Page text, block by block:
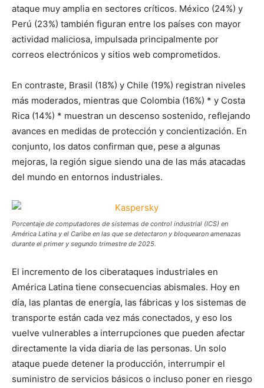
ataque muy amplia en sectores críticos. México (24%) y
Perú (23%) también figuran entre los países con mayor
actividad maliciosa, impulsada principalmente por
correos electrónicos y sitios web comprometidos.
En contraste, Brasil (18%) y Chile (19%) registran niveles
más moderados, mientras que Colombia (16%) * y Costa
Rica (14%) * muestran un descenso sostenido, reflejando
avances en medidas de protección y concientización. En
conjunto, los datos confirman que, pese a algunas
mejoras, la región sigue siendo una de las más atacadas
del mundo en entornos industriales.
Porcentaje de computadores de sistemas de control industrial (ICS) en
América Latina y el Caribe en las que se detectaron y bloquearon amenazas
durante el primer y segundo trimestre de 2025.
El incremento de los ciberataques industriales en
América Latina tiene consecuencias abismales. Hoy en
día, las plantas de energía, las fábricas y los sistemas de
transporte están cada vez más conectados, y eso los
vuelve vulnerables a interrupciones que pueden afectar
directamente la vida diaria de las personas. Un solo
ataque puede detener la producción, interrumpir el
suministro de servicios básicos o incluso poner en riesgo